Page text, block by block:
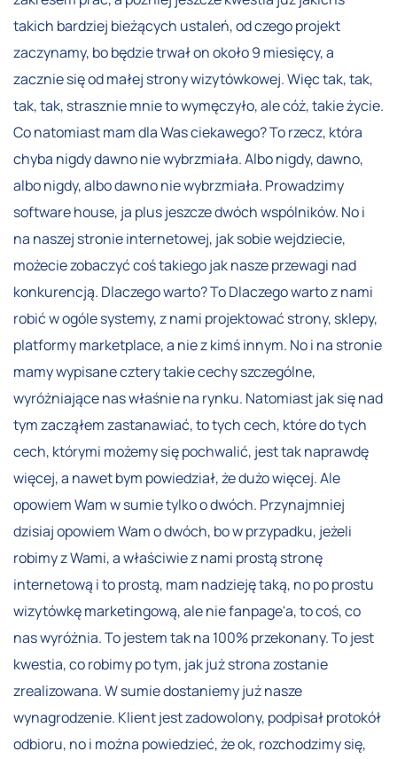
takich bardziej bieżących ustaleń, od czego projekt
zaczynamy, bo będzie trwał on około 9 miesięcy, a
zacznie się od małej strony wizytówkowej. Więc tak, tak,
tak, tak, strasznie mnie to wymęczyło, ale cóż, takie życie.
Co natomiast mam dla Was ciekawego? To rzecz, która
chyba nigdy dawno nie wybrzmiała. Albo nigdy, dawno,
albo nigdy, albo dawno nie wybrzmiała. Prowadzimy
software house, ja plus jeszcze dwóch wspólników. No i
na naszej stronie internetowej, jak sobie wejdziecie,
możecie zobaczyć coś takiego jak nasze przewagi nad
konkurencją. Dlaczego warto? To Dlaczego warto z nami
robić w ogóle systemy, z nami projektować strony, sklepy,
platformy marketplace, a nie z kimś innym. No i na stronie
mamy wypisane cztery takie cechy szczególne,
wyróżniające nas właśnie na rynku. Natomiast jak się nad
tym zacząłem zastanawiać, to tych cech, które do tych
cech, którymi możemy się pochwalić, jest tak naprawdę
więcej, a nawet bym powiedział, że dużo więcej. Ale
opowiem Wam w sumie tylko o dwóch. Przynajmniej
dzisiaj opowiem Wam o dwóch, bo w przypadku, jeżeli
robimy z Wami, a właściwie z nami prostą stronę
internetową i to prostą, mam nadzieję taką, no po prostu
wizytówkę marketingową, ale nie fanpage'a, to coś, co
nas wyróżnia. To jestem tak na 100% przekonany. To jest
kwestia, co robimy po tym, jak już strona zostanie
zrealizowana. W sumie dostaniemy już nasze
wynagrodzenie. Klient jest zadowolony, podpisał protokół
odbioru, no i można powiedzieć, że ok, rozchodzimy się,